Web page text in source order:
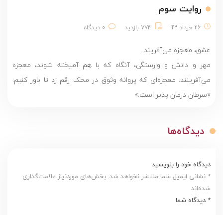
روایت سوم
26 خرداد 93 773 بازدید 0 دیدگاه
عشق، معجزه می‌آفریند.
مهر و دانش و وارستگی، آنگاه که با هم آمیخته شوند، معجزه
می‌آفرینند. معجزه‌ای که پروانه وثوق در محک رقم زد تا باور کنیم:
«سرطان درمان پذیر است.»
دیدگاه‌ها
دیدگاه خود را بنویسید
* نشانی ایمیل شما منتشر نخواهد شد. بخش‌های موردنیاز علامت‌گذاری
شده‌اند
* دیدگاه شما